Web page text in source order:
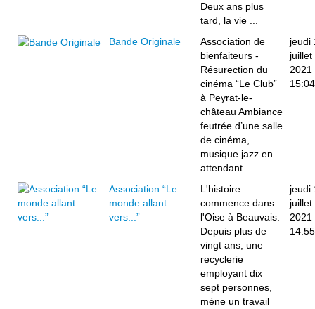
Deux ans plus
tard, la vie ...
Bande Originale
Association de
bienfaiteurs -
Résurection du
cinéma “Le Club”
à Peyrat-le-
château Ambiance
feutrée d’une salle
de cinéma,
musique jazz en
attendant ...
jeudi
juillet
2021
15:04
Association “Le
monde allant
vers...”
L'histoire
commence dans
l'Oise à Beauvais.
Depuis plus de
vingt ans, une
recyclerie
employant dix
sept personnes,
mène un travail
jeudi
juillet
2021
14:55